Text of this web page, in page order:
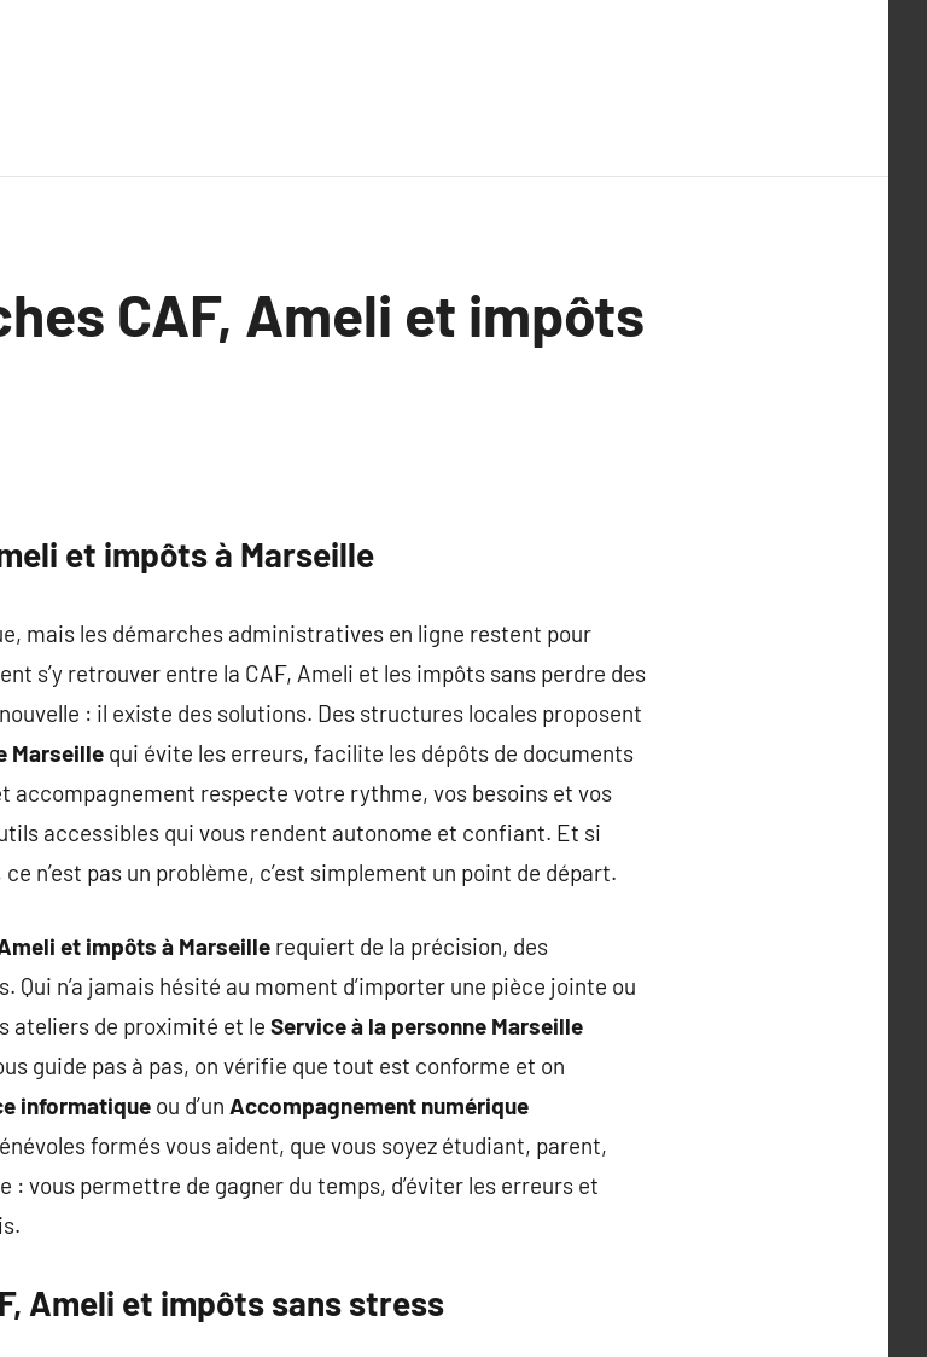
CAF, Ameli et impôts
et impôts à Marseille
mais les démarches administratives en ligne restent pour
s’y retrouver entre la CAF, Ameli et les impôts sans perdre des
: il existe des solutions. Des structures locales proposent
Marseille qui évite les erreurs, facilite les dépôts de documents
accompagnement respecte votre rythme, vos besoins et vos
accessibles qui vous rendent autonome et confiant. Et si
ce n’est pas un problème, c’est simplement un point de départ.
et impôts à Marseille requiert de la précision, des
n’a jamais hésité au moment d’importer une pièce jointe ou
ateliers de proximité et le Service à la personne Marseille
guide pas à pas, on vérifie que tout est conforme et on
informatique ou d’un Accompagnement numérique
formés vous aident, que vous soyez étudiant, parent,
: vous permettre de gagner du temps, d’éviter les erreurs et
Ameli et impôts sans stress